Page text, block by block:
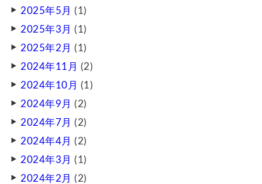
2025年5月 (1)
2025年3月 (1)
2025年2月 (1)
2024年11月 (2)
2024年10月 (1)
2024年9月 (2)
2024年7月 (2)
2024年4月 (2)
2024年3月 (1)
2024年2月 (2)